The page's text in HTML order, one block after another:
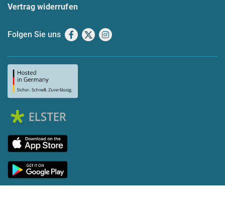
Vertrag widerrufen
Folgen Sie uns Facebook
X Instagram